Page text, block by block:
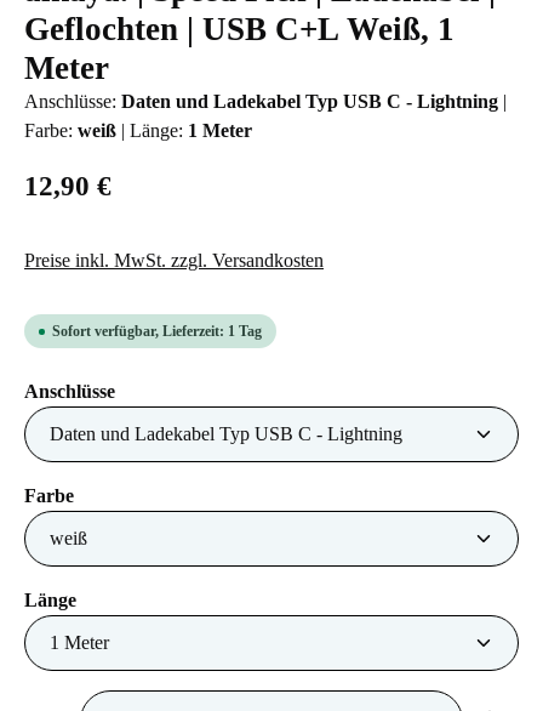
Geflochten | USB C+L Weiß, 1
Meter
Anschlüsse: Daten und Ladekabel Typ USB C - Lightning |
Farbe: weiß | Länge: 1 Meter
12,90 €
Preise inkl. MwSt. zzgl. Versandkosten
Sofort verfügbar, Lieferzeit: 1 Tag
Anschlüsseauswählen
Farbeauswählen
Längeauswählen